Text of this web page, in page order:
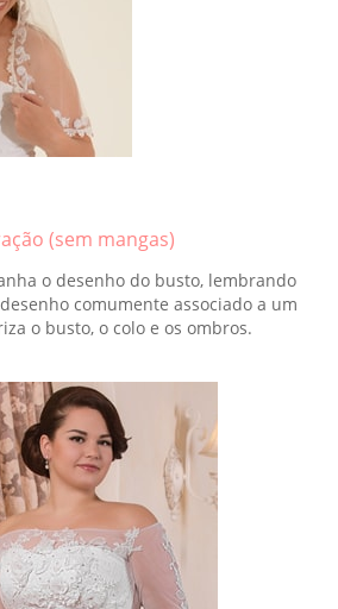
(sem mangas)
o desenho do busto, lembrando
comumente associado a um
o busto, o colo e os ombros.